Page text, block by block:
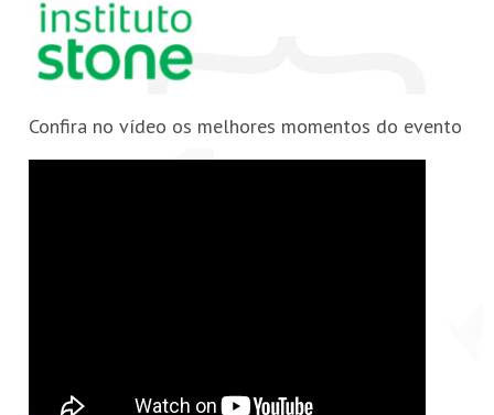
Confira no vídeo os melhores momentos do evento